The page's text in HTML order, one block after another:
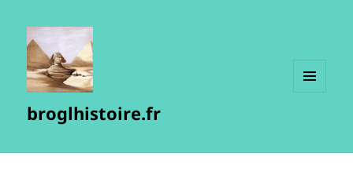
broglhistoire.fr